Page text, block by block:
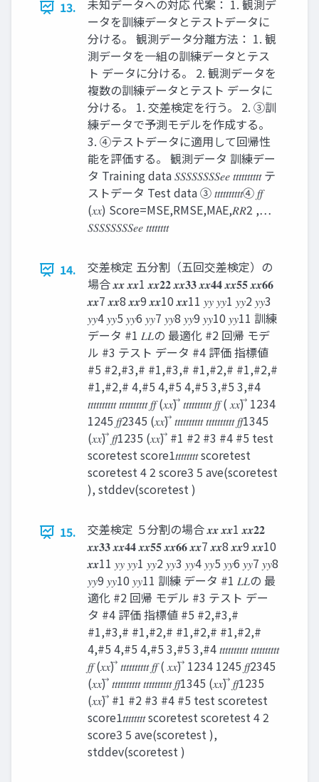
13.
未知データへの対応 代案： 1. 観測デ
ータを訓練データとテストデータに
分ける。 観測データ分離方法： 1. 観
測データを一組の訓練データとテス
ト データに分ける。 2. 観測データを
複数の訓練データとテスト データに
分ける。 1. 交差検定を行う。 2. ③訓
練データで予測モデルを作成する。
3. ④テストデータに適用して回帰性
能を評価する。 観測データ 訓練デー
タ Training data 𝑆𝑆𝑆𝑆𝑆𝑆𝑆𝑆𝑒𝑒 𝑡𝑡𝑡𝑡𝑡𝑡𝑡𝑡𝑡𝑡 テ
ストデータ Test data ③ 𝑡𝑡𝑡𝑡𝑡𝑡𝑡𝑡𝑡𝑡④ 𝑓𝑓
(𝑥𝑥) Score=MSE,RMSE,MAE,𝑅𝑅2 ,…
𝑆𝑆𝑆𝑆𝑆𝑆𝑆𝑆𝑒𝑒 𝑡𝑡𝑡𝑡𝑡𝑡𝑡𝑡
14.
交差検定 五分割（五回交差検定）の
場合 𝒙𝒙 𝒙𝒙1 𝒙𝒙𝟐𝟐 𝒙𝒙𝟑𝟑 𝒙𝒙𝟒𝟒 𝒙𝒙𝟓𝟓 𝒙𝒙𝟔𝟔
𝒙𝒙7 𝒙𝒙8 𝒙𝒙9 𝒙𝒙10 𝒙𝒙11 𝑦𝑦 𝑦𝑦1 𝑦𝑦2 𝑦𝑦3
𝑦𝑦4 𝑦𝑦5 𝑦𝑦6 𝑦𝑦7 𝑦𝑦8 𝑦𝑦9 𝑦𝑦10 𝑦𝑦11 訓練
データ #1 𝐿𝐿の 最適化 #2 回帰 モデ
ル #3 テスト データ #4 評価 指標値
#5 #2,#3,# #1,#3,# #1,#2,# #1,#2,#
#1,#2,# 4,#5 4,#5 4,#5 3,#5 3,#4
𝑡𝑡𝑡𝑡𝑡𝑡𝑡𝑡𝑡𝑡 𝑡𝑡𝑡𝑡𝑡𝑡𝑡𝑡𝑡𝑡 𝑓𝑓 (𝑥𝑥) ⃗ 𝑡𝑡𝑡𝑡𝑡𝑡𝑡𝑡𝑡𝑡 𝑓𝑓 ( 𝑥𝑥) ⃗ 1234
1245 𝑓𝑓2345 (𝑥𝑥) ⃗ 𝑡𝑡𝑡𝑡𝑡𝑡𝑡𝑡𝑡𝑡 𝑡𝑡𝑡𝑡𝑡𝑡𝑡𝑡𝑡𝑡 𝑓𝑓1345
(𝑥𝑥) ⃗ 𝑓𝑓1235 (𝑥𝑥) ⃗ #1 #2 #3 #4 #5 test
scoretest score1𝑡𝑡𝑡𝑡𝑡𝑡𝑡𝑡 scoretest
scoretest 4 2 score3 5 ave(scoretest
), stddev(scoretest )
15.
交差検定 ５分割の場合 𝒙𝒙 𝒙𝒙1 𝒙𝒙𝟐𝟐
𝒙𝒙𝟑𝟑 𝒙𝒙𝟒𝟒 𝒙𝒙𝟓𝟓 𝒙𝒙𝟔𝟔 𝒙𝒙7 𝒙𝒙8 𝒙𝒙9 𝒙𝒙10
𝒙𝒙11 𝑦𝑦 𝑦𝑦1 𝑦𝑦2 𝑦𝑦3 𝑦𝑦4 𝑦𝑦5 𝑦𝑦6 𝑦𝑦7 𝑦𝑦8
𝑦𝑦9 𝑦𝑦10 𝑦𝑦11 訓練 データ #1 𝐿𝐿の 最
適化 #2 回帰 モデル #3 テスト デー
タ #4 評価 指標値 #5 #2,#3,#
#1,#3,# #1,#2,# #1,#2,# #1,#2,#
4,#5 4,#5 4,#5 3,#5 3,#4 𝑡𝑡𝑡𝑡𝑡𝑡𝑡𝑡𝑡𝑡 𝑡𝑡𝑡𝑡𝑡𝑡𝑡𝑡𝑡𝑡
𝑓𝑓 (𝑥𝑥) ⃗ 𝑡𝑡𝑡𝑡𝑡𝑡𝑡𝑡𝑡𝑡 𝑓𝑓 ( 𝑥𝑥) ⃗ 1234 1245 𝑓𝑓2345
(𝑥𝑥) ⃗ 𝑡𝑡𝑡𝑡𝑡𝑡𝑡𝑡𝑡𝑡 𝑡𝑡𝑡𝑡𝑡𝑡𝑡𝑡𝑡𝑡 𝑓𝑓1345 (𝑥𝑥) ⃗ 𝑓𝑓1235
(𝑥𝑥) ⃗ #1 #2 #3 #4 #5 test scoretest
score1𝑡𝑡𝑡𝑡𝑡𝑡𝑡𝑡 scoretest scoretest 4 2
score3 5 ave(scoretest ),
stddev(scoretest )